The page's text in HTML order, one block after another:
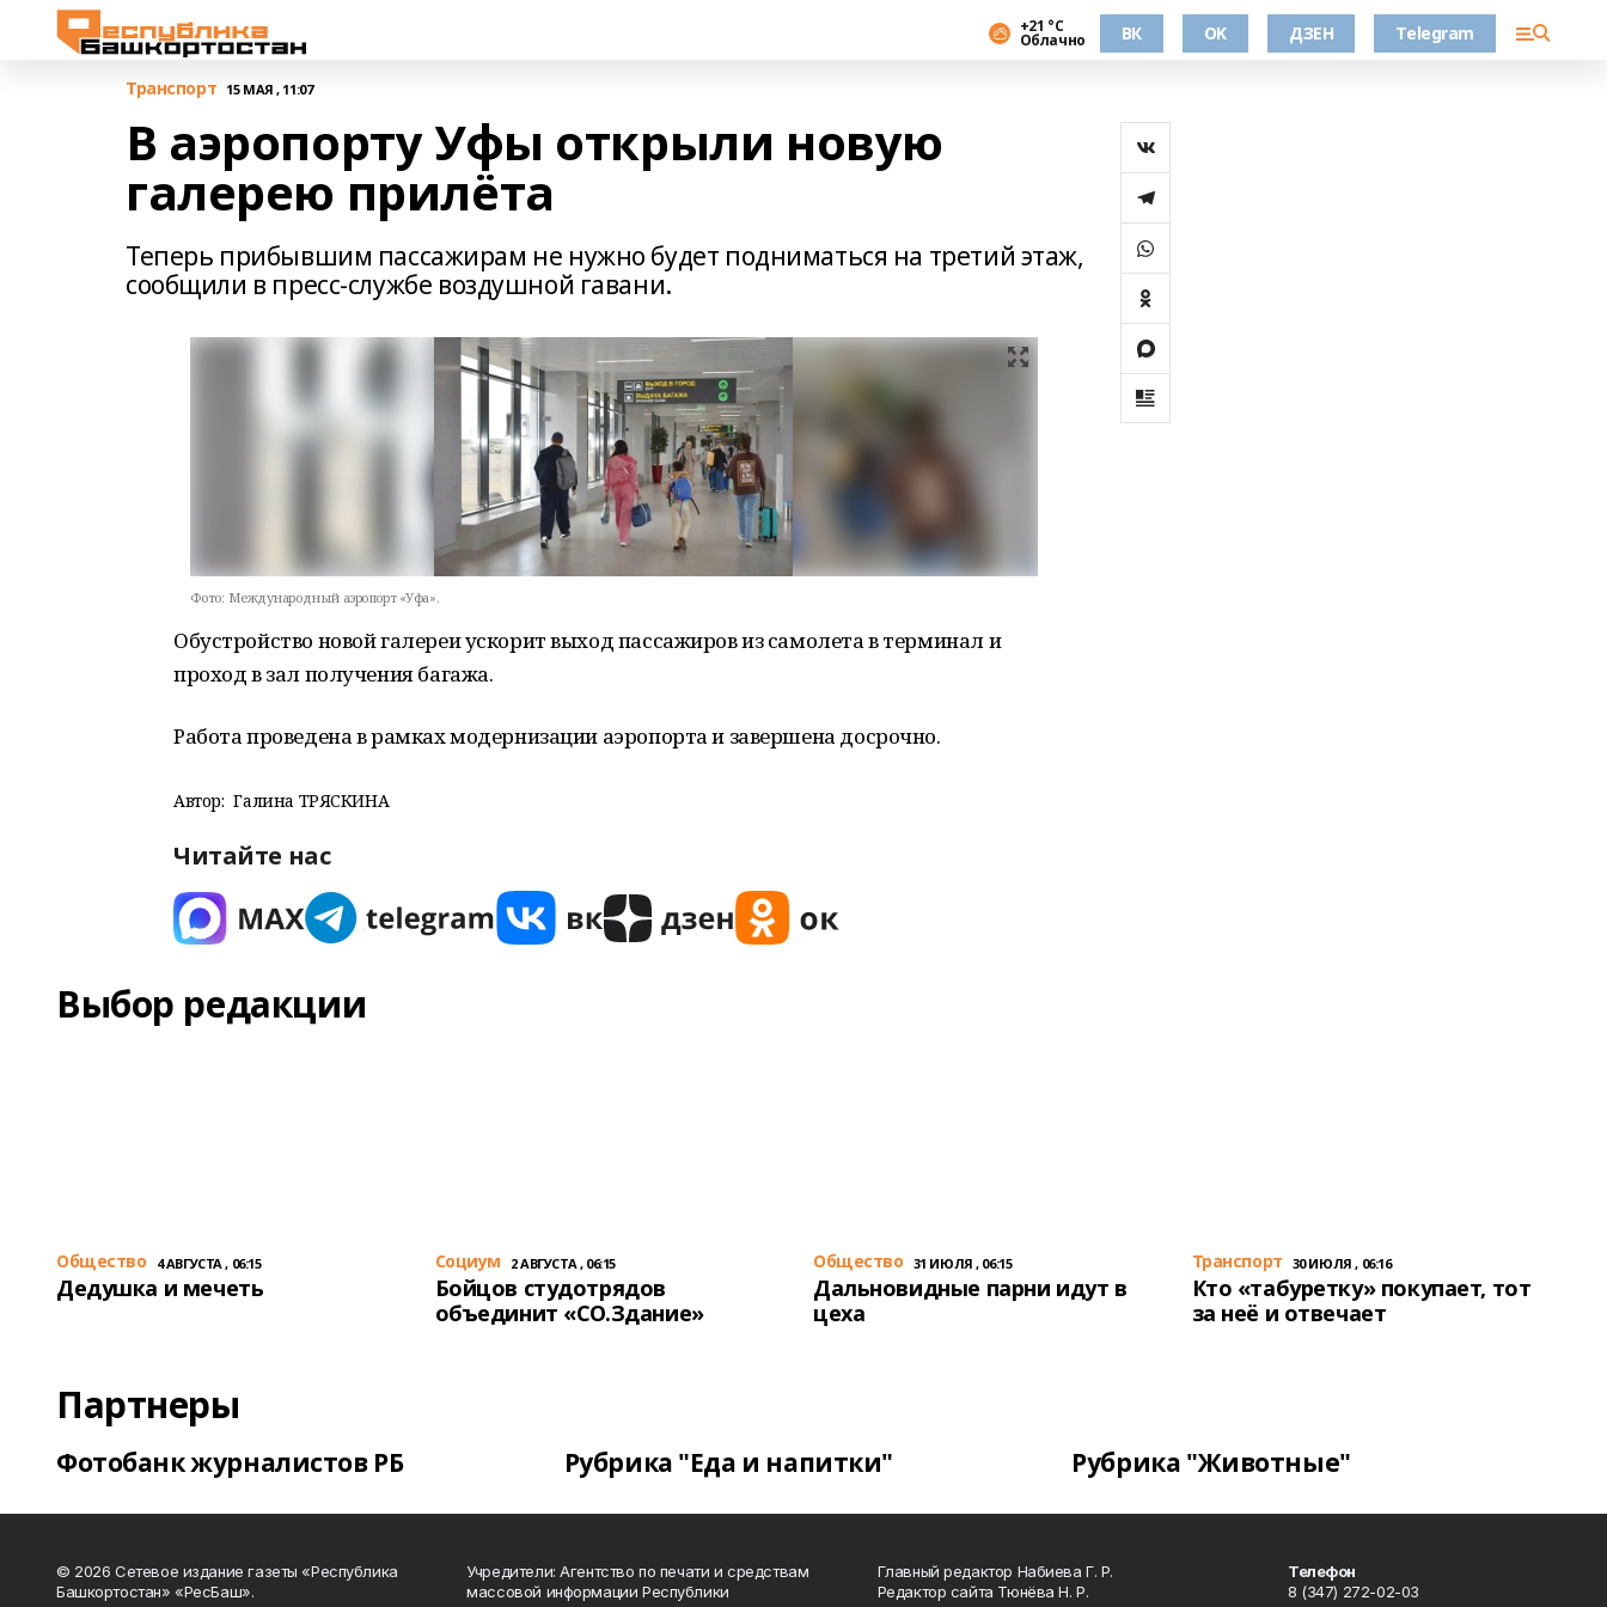
+21 °С
Облачно ВК OK ДЗЕН Telegram
Транспорт 15 МАЯ , 11:07
В аэропорту Уфы открыли новую
галерею прилёта
Теперь прибывшим пассажирам не нужно будет подниматься на третий этаж,
сообщили в пресс-службе воздушной гавани.
Фото: Международный аэропорт «Уфа».
Обустройство новой галереи ускорит выход пассажиров из самолета в терминал и
проход в зал получения багажа.
Работа проведена в рамках модернизации аэропорта и завершена досрочно.
Автор: Галина ТРЯСКИНА
Читайте нас
Выбор редакции
Общество 4 АВГУСТА , 06:15
Дедушка и мечеть
Cоциум 2 АВГУСТА , 06:15
Бойцов студотрядов
объединит «СО.Здание»
Общество 31 ИЮЛЯ , 06:15
Дальновидные парни идут в
цеха
Транспорт 30 ИЮЛЯ , 06:16
Кто «табуретку» покупает, тот
за неё и отвечает
Партнеры
Фотобанк журналистов РБ Рубрика "Еда и напитки" Рубрика "Животные"
© 2026 Сетевое издание газеты «Республика
Башкортостан» «РесБаш».
Учредители: Агентство по печати и средствам
массовой информации Республики
Главный редактор Набиева Г. Р.
Редактор сайта Тюнёва Н. Р.
Телефон
8 (347) 272-02-03